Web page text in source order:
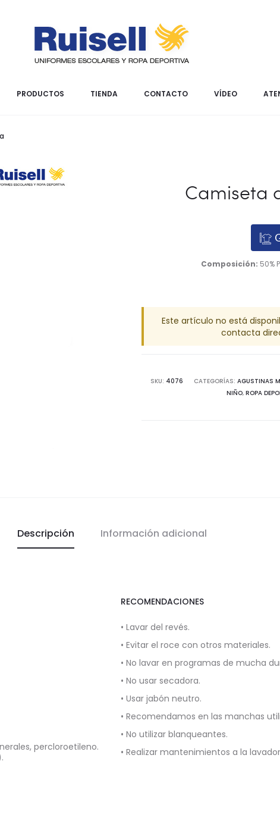
PRODUCTOS TIENDA CONTACTO VÍDEO
Camiseta
Composición: 50%
Este artículo no está
contacta
SKU: 4076 CATEGORÍAS: AGUSTINAS
NIÑO, ROPA
Descripción Información adicional
percloroetileno.
RECOMENDACIONES
• Lavar del revés.
• Evitar el roce con otros materiales.
• No lavar en programas de mucha
• No usar secadora.
• Usar jabón neutro.
• Recomendamos en las manchas
• No utilizar blanqueantes.
• Realizar mantenimientos a la